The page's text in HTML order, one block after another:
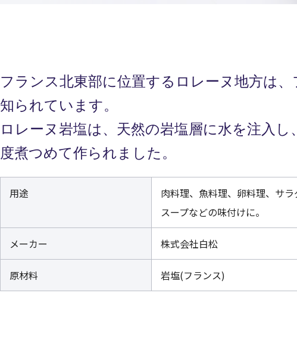
フランス北東部に位置するロレーヌ地方は
知られています。
ロレーヌ岩塩は、天然の岩塩層に水を注入
度煮つめて作られました。
用途
肉料理、魚料理、卵料理、サ
スープなどの味付けに。
メーカー 株式会社白松
原材料 岩塩(フランス)